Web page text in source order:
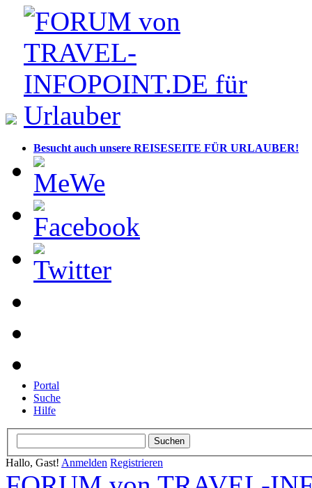
Besucht auch unsere REISESEITE FÜR URLAUBER!
Portal
Suche
Hilfe
Hallo, Gast! Anmelden Registrieren